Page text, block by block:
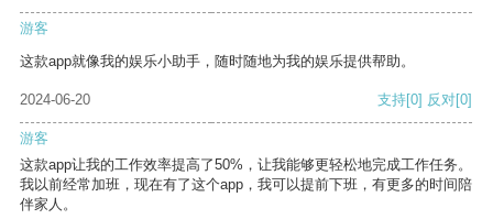
游客
这款app就像我的娱乐小助手，随时随地为我的娱乐提供帮助。
2024-06-20 支持[0] 反对[0]
游客
这款app让我的工作效率提高了50%，让我能够更轻松地完成工作任务。
我以前经常加班，现在有了这个app，我可以提前下班，有更多的时间陪
伴家人。